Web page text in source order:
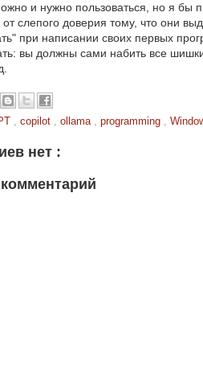
и нужно пользоваться, но я бы
слепого доверия тому, что они
при написании своих первых
вы должны сами набить все
, copilot , ollama , programming ,
нет :